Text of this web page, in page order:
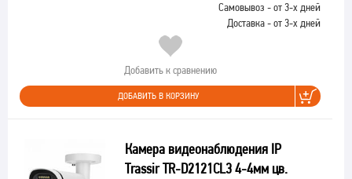
Самовывоз - от 3-х дней
Доставка - от 3-х дней
Добавить к сравнению
ДОБАВИТЬ В КОРЗИНУ
Камера видеонаблюдения IP
Trassir TR-D2121CL3 4-4мм цв.